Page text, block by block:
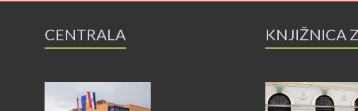
CENTRALA KNJIŽNICA